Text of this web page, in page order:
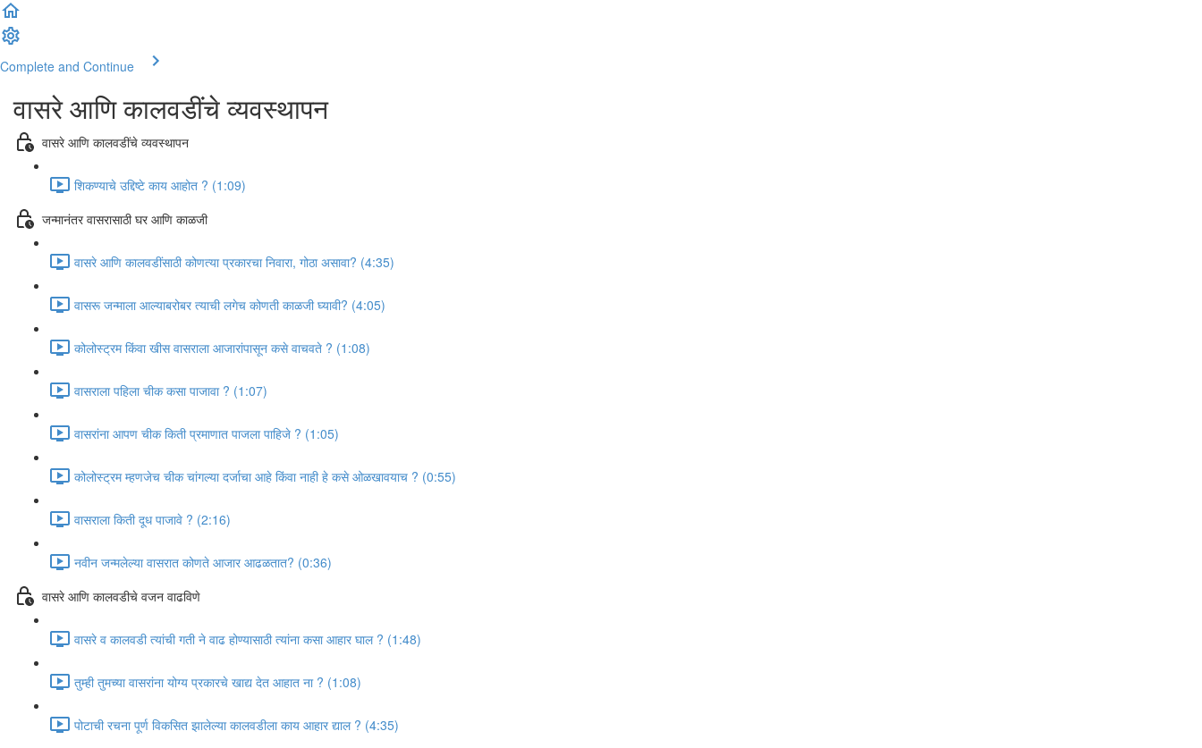
Complete and Continue
वासरे आणि कालवडींचे व्यवस्थापन
वासरे आणि कालवडींचे व्यवस्थापन
शिकण्याचे उद्दिष्टे काय आहोत ? (1:09)
जन्मानंतर वासरासाठी घर आणि काळजी
वासरे आणि कालवडींसाठी कोणत्या प्रकारचा निवारा, गोठा असावा? (4:35)
वासरू जन्माला आल्याबरोबर त्याची लगेच कोणती काळजी घ्यावी? (4:05)
कोलोस्ट्रम किंवा खीस वासराला आजारांपासून कसे वाचवते ? (1:08)
वासराला पहिला चीक कसा पाजावा ? (1:07)
वासरांना आपण चीक किती प्रमाणात पाजला पाहिजे ? (1:05)
कोलोस्ट्रम म्हणजेच चीक चांगल्या दर्जाचा आहे किंवा नाही हे कसे ओळखावयाच ? (0:55)
वासराला किती दूध पाजावे ? (2:16)
नवीन जन्मलेल्या वासरात कोणते आजार आढळतात? (0:36)
वासरे आणि कालवडीचे वजन वाढविणे
वासरे व कालवडी त्यांची गती ने वाढ होण्यासाठी त्यांना कसा आहार घाल ? (1:48)
तुम्ही तुमच्या वासरांना योग्य प्रकारचे खाद्य देत आहात ना ? (1:08)
पोटाची रचना पूर्ण विकसित झालेल्या कालवडीला काय आहार द्याल ? (4:35)